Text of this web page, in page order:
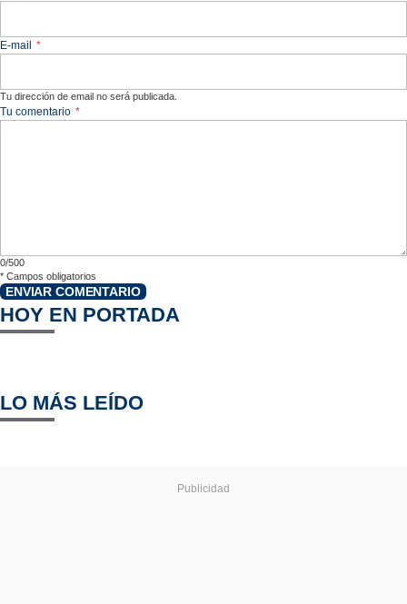
E-mail *
Tu dirección de email no será publicada.
Tu comentario *
0/500
* Campos obligatorios
ENVIAR COMENTARIO
HOY EN PORTADA
LO MÁS LEÍDO